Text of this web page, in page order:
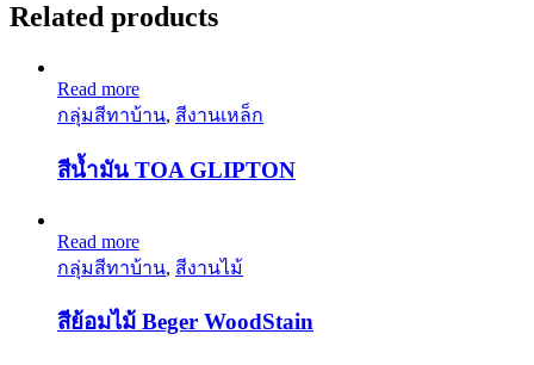
Related products
Read more
กลุ่มสีทาบ้าน, สีงานเหล็ก
สีน้ำมัน TOA GLIPTON
Read more
กลุ่มสีทาบ้าน, สีงานไม้
สีย้อมไม้ Beger WoodStain